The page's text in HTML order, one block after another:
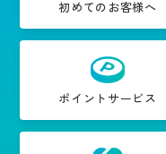
初めてのお客様へ
ポイントサービス